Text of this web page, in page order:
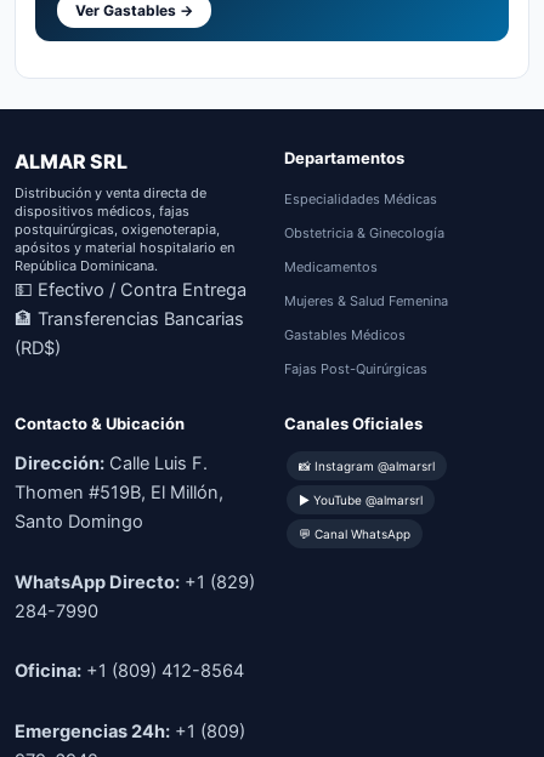
Ver Gastables →
ALMAR SRL
Distribución y venta directa de
dispositivos médicos, fajas
postquirúrgicas, oxigenoterapia,
apósitos y material hospitalario en
República Dominicana.
💵 Efectivo / Contra Entrega
🏦 Transferencias Bancarias
(RD$)
Departamentos
Especialidades Médicas
Obstetricia & Ginecología
Medicamentos
Mujeres & Salud Femenina
Gastables Médicos
Fajas Post-Quirúrgicas
Contacto & Ubicación
Dirección: Calle Luis F.
Thomen #519B, El Millón,
Santo Domingo
WhatsApp Directo: +1 (829)
284-7990
Oficina: +1 (809) 412-8564
Emergencias 24h: +1 (809)
Canales Oficiales
📸 Instagram @almarsrl
▶ YouTube @almarsrl
💬 Canal WhatsApp